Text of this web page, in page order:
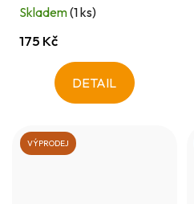
Skladem(1 ks)
175 Kč
DETAIL
VÝPRODEJ